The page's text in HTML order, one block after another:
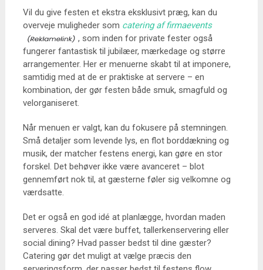
Vil du give festen et ekstra eksklusivt præg, kan du
overveje muligheder som catering af firmaevents
, som inden for private fester også
fungerer fantastisk til jubilæer, mærkedage og større
arrangementer. Her er menuerne skabt til at imponere,
samtidig med at de er praktiske at servere – en
kombination, der gør festen både smuk, smagfuld og
velorganiseret.
Når menuen er valgt, kan du fokusere på stemningen.
Små detaljer som levende lys, en flot borddækning og
musik, der matcher festens energi, kan gøre en stor
forskel. Det behøver ikke være avanceret – blot
gennemført nok til, at gæsterne føler sig velkomne og
værdsatte.
Det er også en god idé at planlægge, hvordan maden
serveres. Skal det være buffet, tallerkenservering eller
social dining? Hvad passer bedst til dine gæster?
Catering gør det muligt at vælge præcis den